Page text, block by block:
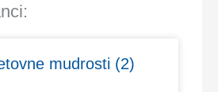
mudrosti (2)